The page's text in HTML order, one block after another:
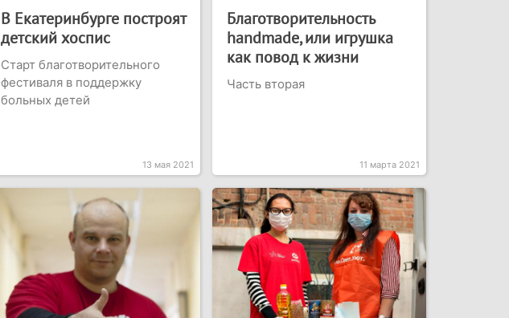
В Екатеринбурге построят
детский хоспис
Старт благотворительного
фестиваля в поддержку
больных детей
13 мая 2021
Благотворительность
handmade, или игрушка
как повод к жизни
Часть вторая
11 марта 2021